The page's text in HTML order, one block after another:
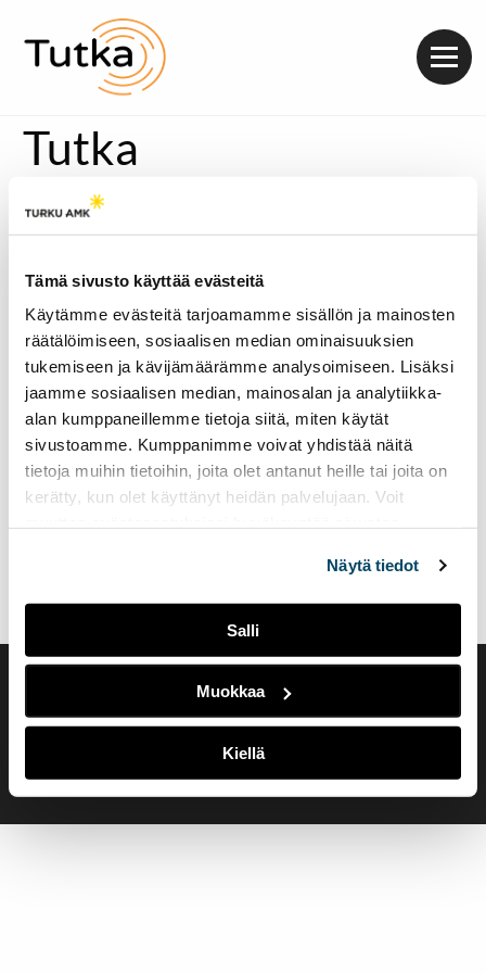
Tämä sivusto käyttää evästeitä
Käytämme evästeitä tarjoamamme sisällön ja mainosten
räätälöimiseen, sosiaalisen median ominaisuuksien
tukemiseen ja kävijämäärämme analysoimiseen. Lisäksi
jaamme sosiaalisen median, mainosalan ja analytiikka-
alan kumppaneillemme tietoja siitä, miten käytät
sivustoamme. Kumppanimme voivat yhdistää näitä
tietoja muihin tietoihin, joita olet antanut heille tai joita on
kerätty, kun olet käyttänyt heidän palvelujaan. Voit
Näytä tiedot
Salli
Muokkaa
Kiellä
Tutka
Saavutettavuusseloste
Evästeasetukset